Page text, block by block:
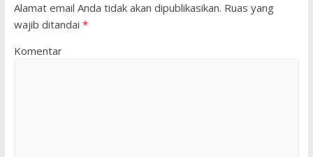
Alamat email Anda tidak akan dipublikasikan. Ruas yang
wajib ditandai *
Komentar